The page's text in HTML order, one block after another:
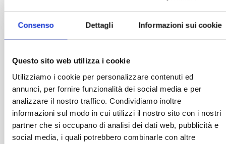
Consenso Dettagli Informazioni sui cookie
Questo sito web utilizza i cookie
Utilizziamo i cookie per personalizzare contenuti ed
annunci, per fornire funzionalità dei social media e per
analizzare il nostro traffico. Condividiamo inoltre
informazioni sul modo in cui utilizzi il nostro sito con i nostri
partner che si occupano di analisi dei dati web, pubblicità e
social media, i quali potrebbero combinarle con altre